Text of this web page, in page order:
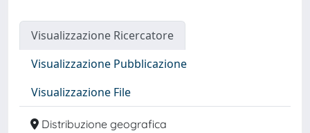
Visualizzazione Ricercatore
Visualizzazione Pubblicazione
Visualizzazione File
Distribuzione geografica